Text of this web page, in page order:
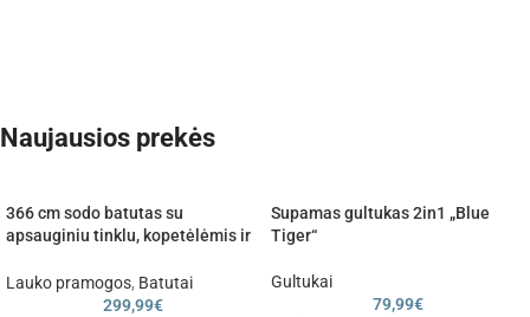
Naujausios prekės
366 cm sodo batutas su
apsauginiu tinklu, kopetėlėmis ir
Lauko pramogos, Batutai
299,99€
Supamas gultukas 2in1 „Blue
Tiger“
Gultukai
79,99€